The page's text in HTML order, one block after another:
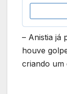
– Anistia já
houve
criando um